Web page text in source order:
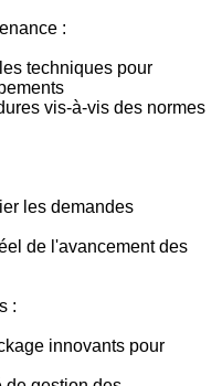
:
techniques pour
vis-à-vis des normes
les demandes
de l'avancement des
:
innovants pour